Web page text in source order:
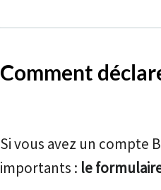
Comment
Si vous avez un compte
importants : le